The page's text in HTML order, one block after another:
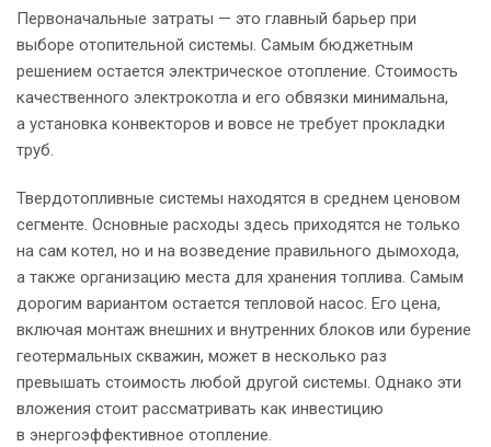
Первоначальные затраты — это главный барьер при
выборе отопительной системы. Самым бюджетным
решением остается электрическое отопление. Стоимость
качественного электрокотла и его обвязки минимальна,
а установка конвекторов и вовсе не требует прокладки
труб.
Твердотопливные системы находятся в среднем ценовом
сегменте. Основные расходы здесь приходятся не только
на сам котел, но и на возведение правильного дымохода,
а также организацию места для хранения топлива. Самым
дорогим вариантом остается тепловой насос. Его цена,
включая монтаж внешних и внутренних блоков или бурение
геотермальных скважин, может в несколько раз
превышать стоимость любой другой системы. Однако эти
вложения стоит рассматривать как инвестицию
в энергоэффективное отопление.